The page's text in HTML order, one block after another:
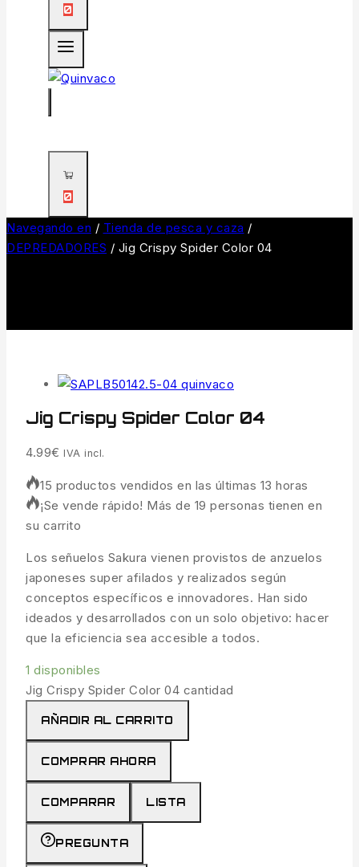
0
0
Navegando en / Tienda de pesca y caza /
DEPREDADORES / Jig Crispy Spider Color 04
Jig Crispy Spider Color 04
4.99€ IVA incl.
15 productos vendidos en las últimas 13 horas
¡Se vende rápido! Más de 19 personas tienen en
su carrito
Los señuelos Sakura vienen provistos de anzuelos
japoneses super afilados y realizados según
conceptos específicos e innovadores. Han sido
ideados y desarrollados con un solo objetivo: hacer
que la eficiencia sea accesible a todos.
1 disponibles
Jig Crispy Spider Color 04 cantidad
AÑADIR AL CARRITO
COMPRAR AHORA
COMPARAR LISTA
PREGUNTA